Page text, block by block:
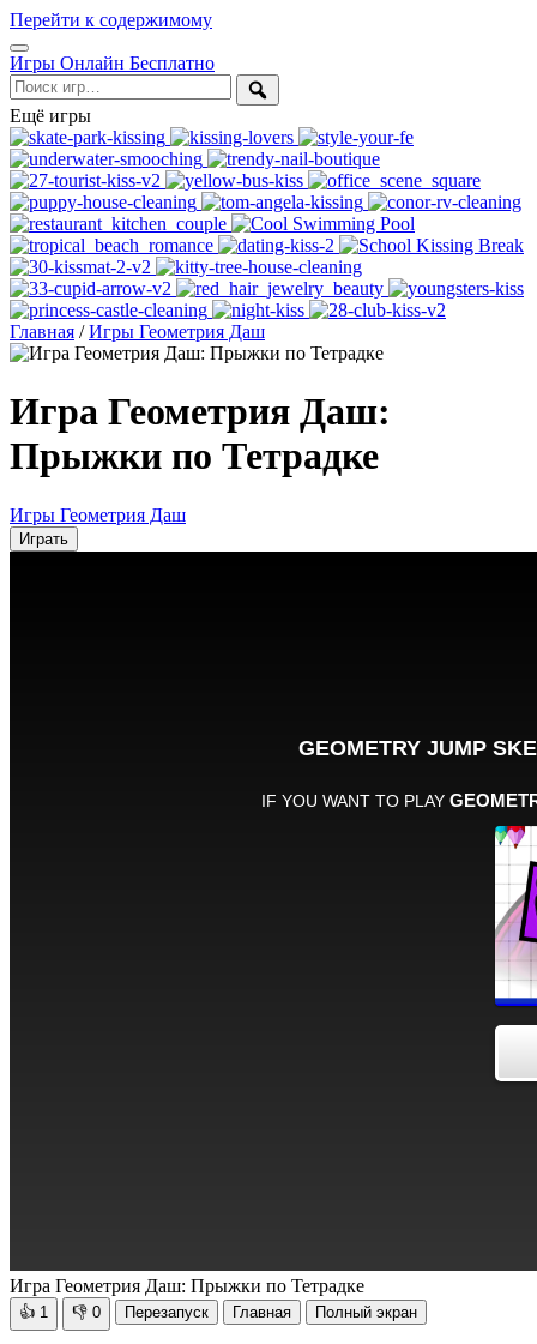
Перейти к содержимому
Открыть
меню
Игры Онлайн Бесплатно
Поиск
Ещё игры
Главная / Игры Геометрия Даш
Игра Геометрия Даш:
Прыжки по Тетрадке
Игры Геометрия Даш
Играть
Игра Геометрия Даш: Прыжки по Тетрадке
👍 1 👎 0 Перезапуск Главная Полный экран